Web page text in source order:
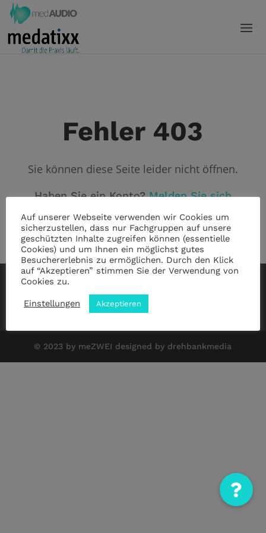
Fehler 403
Sie können diese Seite leider nicht öffnen.
Haben Sie ein Konto?Melden Sie sich
Impressum|Datenschutz
© 2023 by meZWEI designed by drehbankmedia
Auf unserer Webseite verwenden wir Cookies um
sicherzustellen, dass nur Fachgruppen auf unsere
geschützten Inhalte zugreifen können (essentielle
Cookies) und um Ihnen ein möglichst gutes
Besuchererlebnis zu ermöglichen. Durch den Klick
auf “Akzeptieren” stimmen Sie der Verwendung von
Cookies zu.
Einstellungen Akzeptieren